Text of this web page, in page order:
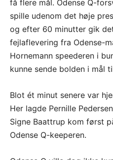
få flere mål. Odense Q-
spille udenom det høje
og efter 60 minutter gik
fejlaflevering fra Odense-
Hornemann speederen i
kunne sende bolden i mål
Blot ét minut senere var
Her lagde Pernille
Signe Baattrup kom først
Odense Q-keeperen.